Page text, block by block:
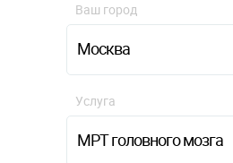
Москва
Ваш город
МРТ головного мозга
Услуга